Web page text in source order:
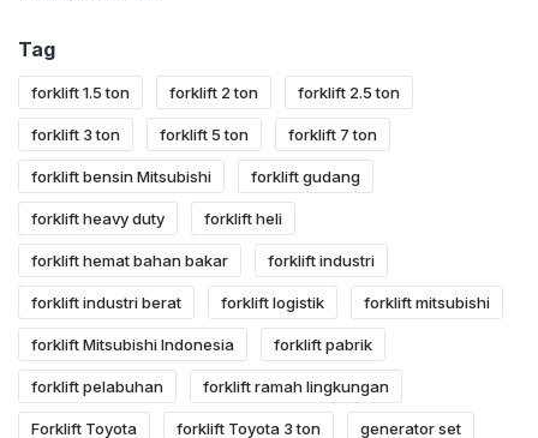
Tag
forklift 1.5 ton forklift 2 ton forklift 2.5 ton
forklift 3 ton forklift 5 ton forklift 7 ton
forklift bensin Mitsubishi forklift gudang
forklift heavy duty forklift heli
forklift hemat bahan bakar forklift industri
forklift industri berat forklift logistik forklift mitsubishi
forklift Mitsubishi Indonesia forklift pabrik
forklift pelabuhan forklift ramah lingkungan
Forklift Toyota forklift Toyota 3 ton generator set